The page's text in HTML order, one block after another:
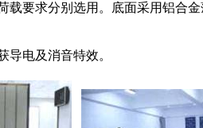
载要求分别选用。底面采用铝合
导电及消音特效。